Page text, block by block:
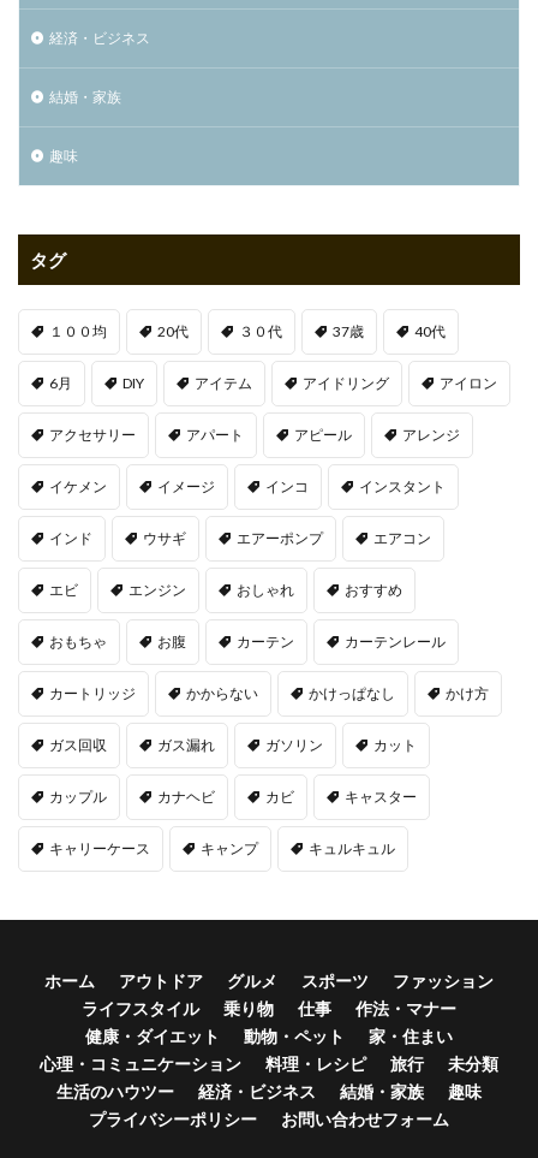
経済・ビジネス
結婚・家族
趣味
タグ
１００均 20代 ３０代 37歳 40代
6月 DIY アイテム アイドリング アイロン
アクセサリー アパート アピール アレンジ
イケメン イメージ インコ インスタント
インド ウサギ エアーポンプ エアコン
エビ エンジン おしゃれ おすすめ
おもちゃ お腹 カーテン カーテンレール
カートリッジ かからない かけっぱなし かけ方
ガス回収 ガス漏れ ガソリン カット
カップル カナヘビ カビ キャスター
キャリーケース キャンプ キュルキュル
ホーム アウトドア グルメ スポーツ
ファッション
ライフスタイル
乗り物 仕事
作法・マナー
健康・ダイエット
動物・ペット
家・住まい
心理・コミュニケーション
料理・レシピ 旅行
未分類
生活のハウツー
経済・ビジネス 結婚・家族
趣味
プライバシーポリシー
お問い合わせフォーム